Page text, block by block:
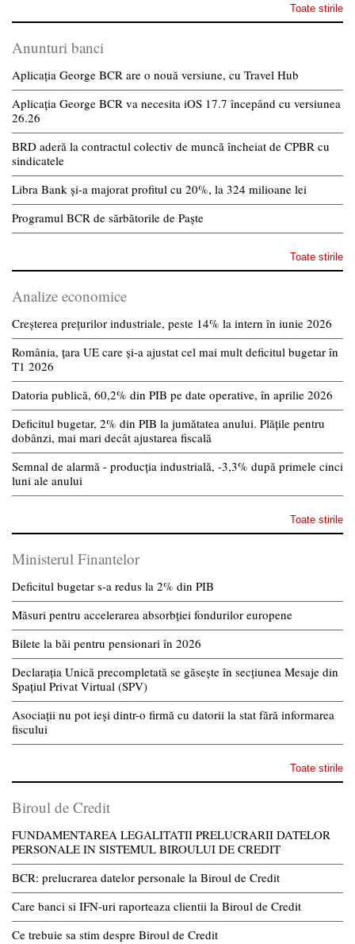
Toate stirile
Anunturi banci
Aplicația George BCR are o nouă versiune, cu Travel Hub
Aplicația George BCR va necesita iOS 17.7 începând cu versiunea
26.26
BRD aderă la contractul colectiv de muncă încheiat de CPBR cu
sindicatele
Libra Bank și-a majorat profitul cu 20%, la 324 milioane lei
Programul BCR de sărbătorile de Paște
Toate stirile
Analize economice
Creșterea prețurilor industriale, peste 14% la intern în iunie 2026
România, țara UE care și-a ajustat cel mai mult deficitul bugetar în
T1 2026
Datoria publică, 60,2% din PIB pe date operative, în aprilie 2026
Deficitul bugetar, 2% din PIB la jumătatea anului. Plățile pentru
dobânzi, mai mari decât ajustarea fiscală
Semnal de alarmă - producția industrială, -3,3% după primele cinci
luni ale anului
Toate stirile
Ministerul Finantelor
Deficitul bugetar s-a redus la 2% din PIB
Măsuri pentru accelerarea absorbției fondurilor europene
Bilete la băi pentru pensionari în 2026
Declarația Unică precompletată se găsește în secțiunea Mesaje din
Spațiul Privat Virtual (SPV)
Asociații nu pot ieși dintr-o firmă cu datorii la stat fără informarea
fiscului
Toate stirile
Biroul de Credit
FUNDAMENTAREA LEGALITATII PRELUCRARII DATELOR
PERSONALE IN SISTEMUL BIROULUI DE CREDIT
BCR: prelucrarea datelor personale la Biroul de Credit
Care banci si IFN-uri raporteaza clientii la Biroul de Credit
Ce trebuie sa stim despre Biroul de Credit